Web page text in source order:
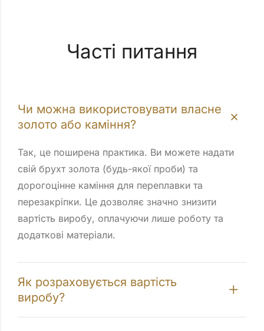
Часті питання
Чи можна використовувати власне
золото або каміння?
Так, це поширена практика. Ви можете надати
свій брухт золота (будь-якої проби) та
дорогоцінне каміння для переплавки та
перезакріпки. Це дозволяє значно знизити
вартість виробу, оплачуючи лише роботу та
додаткові матеріали.
Як розраховується вартість
виробу?